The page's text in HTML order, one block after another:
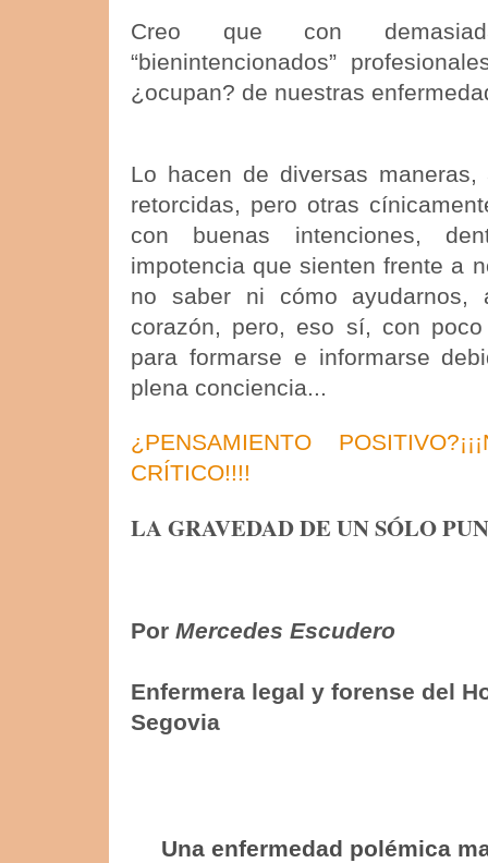
Creo que con
“bienintencionados”
¿ocupan? de nuestras
Lo hacen de diversas
retorcidas, pero otras
con buenas intenciones,
impotencia que sienten frente a
no saber ni cómo ayudarnos,
corazón, pero, eso sí, con
para formarse e informarse
plena conciencia...
¿PENSAMIENTO
CRÍTICO!!!!
LA GRAVEDAD DE UN SÓLO
Por Mercedes Escudero
Enfermera legal y forense del
Segovia
Una enfermedad polémica